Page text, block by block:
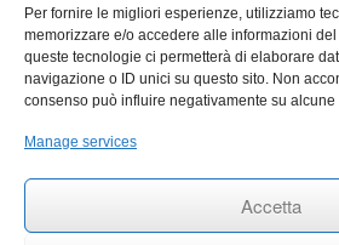
Per fornire le migliori esperienze, utilizziamo
memorizzare e/o accedere alle informazioni
queste tecnologie ci permetterà di elaborare
navigazione o ID unici su questo sito. Non
consenso può influire negativamente su
Manage services
Accetta
triennio 2023 2025 27 Luglio 2026
Circolare 006 aggiornamenti
Rinvio termini per obbligo stipula
catastrofali 1 Aprile 2025
RINNOVO COMMISSIONE ALBO
TRAPANI
ANDI Trapani- Copyright © 2017